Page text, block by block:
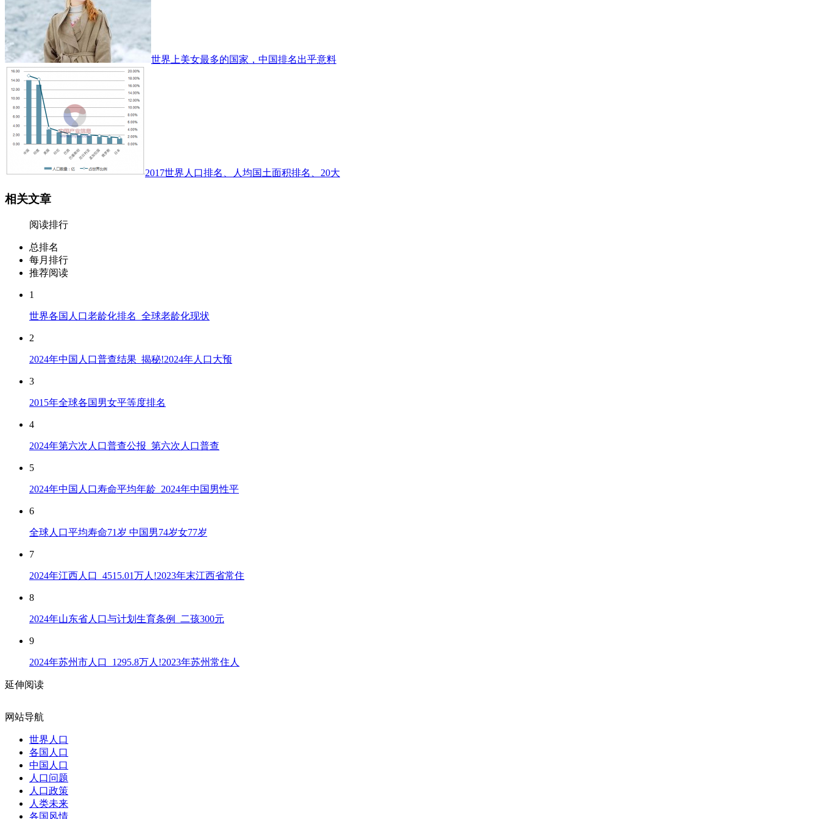
世界上美女最多的国家，中国排名出乎意料
2017世界人口排名、人均国土面积排名、20大
相关文章
阅读排行
总排名
每月排行
推荐阅读
1
世界各国人口老龄化排名_全球老龄化现状
2
2024年中国人口普查结果_揭秘!2024年人口大预
3
2015年全球各国男女平等度排名
4
2024年第六次人口普查公报_第六次人口普查
5
2024年中国人口寿命平均年龄_2024年中国男性平
6
全球人口平均寿命71岁 中国男74岁女77岁
7
2024年江西人口_4515.01万人!2023年末江西省常住
8
2024年山东省人口与计划生育条例_二孩300元
9
2024年苏州市人口_1295.8万人!2023年苏州常住人
延伸阅读
网站导航
世界人口
各国人口
中国人口
人口问题
人口政策
人类未来
各国风情